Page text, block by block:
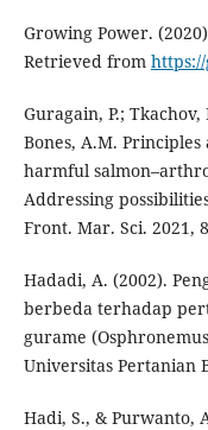
Growing Power.
Retrieved from
Guragain, P.; Tkachov,
Bones, A.M.
harmful
Addressing
Front. Mar. Sci. 2021,
Hadadi, A. (2002).
berbeda terhadap
gurame
Universitas Pertanian
Hadi, S., & Purwanto,